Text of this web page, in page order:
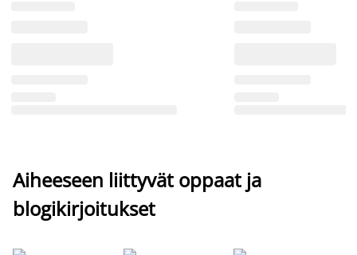
Aiheeseen liittyvät oppaat ja
blogikirjoitukset